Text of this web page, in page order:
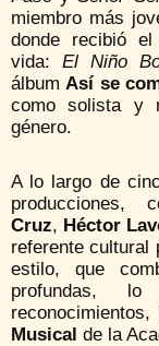
miembro más
donde recibió
vida: El Niño
álbum Así se
como solista y
género.
A lo largo de
producciones,
Cruz, Héctor
referente cultural
estilo, que
profundas,
reconocimientos,
Musical de la